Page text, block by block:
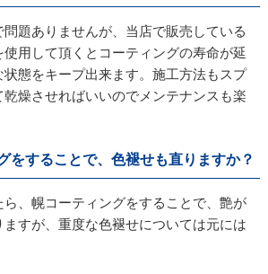
題ありませんが、当店で販売している
用して頂くとコーティングの寿命が延
態をキープ出来ます。施工方法もスプ
乾燥させればいいのでメンテナンスも楽
をすることで、色褪せも直りますか？
ら、幌コーティングをすることで、艶が
すが、重度な色褪せについては元には